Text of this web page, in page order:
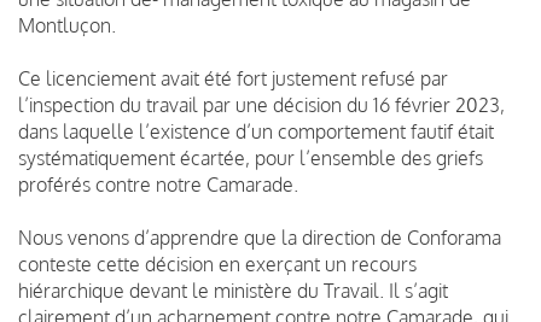
Montluçon.
Ce licenciement avait été fort justement refusé par
l’inspection du travail par une décision du 16 février 2023,
dans laquelle l’existence d’un comportement fautif était
systématiquement écartée, pour l’ensemble des griefs
proférés contre notre Camarade.
Nous venons d’apprendre que la direction de Conforama
conteste cette décision en exerçant un recours
hiérarchique devant le ministère du Travail. Il s’agit
clairement d’un acharnement contre notre Camarade, qui